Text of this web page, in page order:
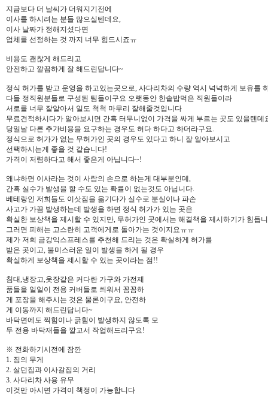
지금보다 더 날씨가 더워지기전에
이사를 하시려는 분들 많으실텐데요,
이사 날짜가 정해지셨다면
업체를 선정하는 것 까지 너무 힘드시죠ㅠ
​비용도 괜찮게 해드리고
안전하고 깔끔하게 잘 해드린답니다~
정식 허가를 받고 운영을 하고있는곳으로, 사다리차의 수량 역시 넉넉하게 보유를
다들 정직원분들로 구성된 팀들이구요 오랫동안 한솥밥먹은 직원들이라
서로를 너무 잘알아서 일도 척척 마무리 잘해줄것입니다
무료견적하시다가 알아보시면 간혹 터무니없이 가격을 싸게 부르는 곳도 있을텐데
당일날 다른 추가비용을 요구하는 경우도 허다 하다고 하더라구요.
정식으로 허가가 없는 무허가인 곳의 경우도 있다고 하니 잘 알아보시고
선택하시는게 좋을 것 같습니다!
가격이 저렴하다고 해서 좋은게 아닙니다~!
왜냐하면 이사라는 것이 사람의 손으로 하는게 대부분인데,
간혹 실수가 발생을 할 수도 있는 확률이 없는것도 아닙니다.
베테랑인 저희들도 이삿짐을 옮기다가 실수로 분실이나 파손
사고가 가끔 발생하는데 발생을 하면 정식 허가가 있는 곳은
확실한 보상책을 제시할 수 있지만, 무허가인 곳에서는 해결책을 제시하기가 힘듭
그러면 피해는 고스란히 고객에게로 돌아가는 것이지요ㅠㅠ
제가 저희 금강익스프레스를 추천해 드리는 것은 확실하게 허가를
받은 곳이고, 불미스러운 일이 발생을 하게 될 경우
확실하게 보상책을 제시할 수 있는 곳이라는 점!!
침대,냉장고,옷장같은 커다란 가구와 가전제
품들을 일일이 전용 커버들로 씌워서 꼼꼼하
게 포장을 해주시는 것은 물론이구요, 안전하
게 이동까지 해드린답니다~
바닥면에도 찍힘이나 긁힘이 발생하지 않도록 모
두 전용 바닥재들을 깔고서 작업해드리구요!
※ 전화하기시전에 잠깐
1. 짐의 무게
2. 살던집과 이사갈집의 거리
3. 사다리차 사용 유무
이것만 아시면 가격이 책정이 가능합니다